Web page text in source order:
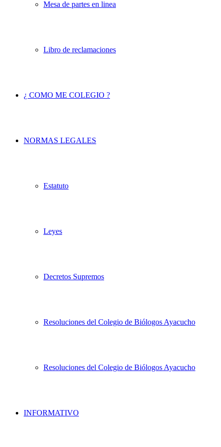
Mesa de partes en linea
Libro de reclamaciones
¿ COMO ME COLEGIO ?
NORMAS LEGALES
Estatuto
Leyes
Decretos Supremos
Resoluciones del Colegio de Biólogos Ayacucho
Resoluciones del Colegio de Biólogos Ayacucho
INFORMATIVO